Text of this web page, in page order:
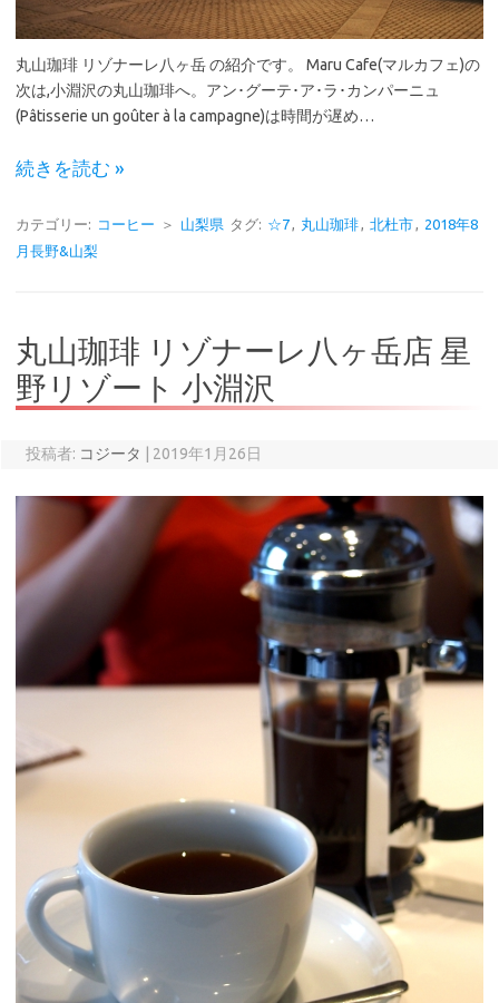
丸山珈琲 リゾナーレ八ヶ岳 の紹介です。 Maru Cafe(マルカフェ)の
次は,小淵沢の丸山珈琲へ。アン･グーテ･ア･ラ･カンパーニュ
(Pâtisserie un goûter à la campagne)は時間が遅め…
続きを読む »
カテゴリー: コーヒー ＞ 山梨県 タグ: ☆7, 丸山珈琲, 北杜市, 2018年8
月長野&山梨
丸山珈琲 リゾナーレ八ヶ岳店 星
野リゾート 小淵沢
投稿者: コジータ 2019年1月26日